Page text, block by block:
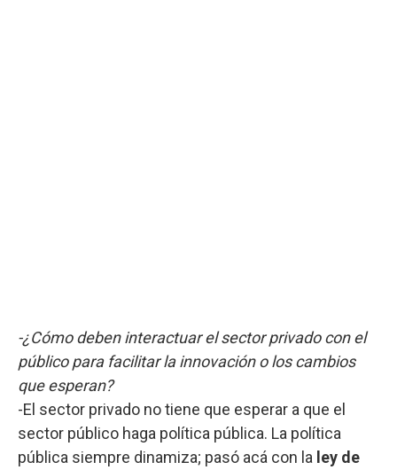
-¿Cómo deben interactuar el sector privado con el
público para facilitar la innovación o los cambios
que esperan?
-El sector privado no tiene que esperar a que el
sector público haga política pública. La política
pública siempre dinamiza; pasó acá con la ley de